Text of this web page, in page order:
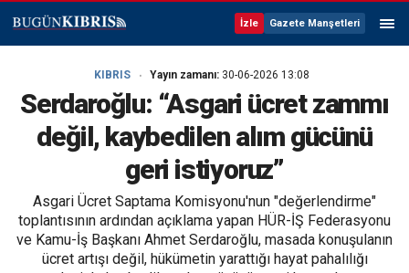
İzle Gazete Manşetleri
KIBRIS Yayın zamanı: 30-06-2026 13:08
Serdaroğlu: “Asgari ücret zammı
değil, kaybedilen alım gücünü
geri istiyoruz”
Asgari Ücret Saptama Komisyonu'nun "değerlendirme"
toplantısının ardından açıklama yapan HÜR-İŞ Federasyonu
ve Kamu-İş Başkanı Ahmet Serdaroğlu, masada konuşulanın
ücret artışı değil, hükümetin yarattığı hayat pahalılığı